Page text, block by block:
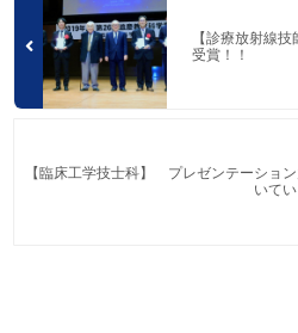
【診療放射線
受賞！！
【臨床工学技士科】 プレゼンテーショ
いてい